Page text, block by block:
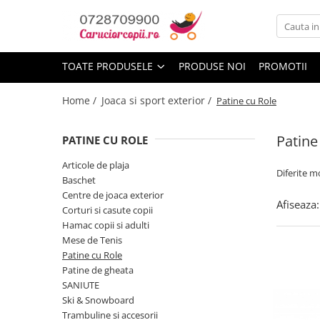
Carucioare sport copii
Carucioare copii 3in1
Carucioare gemeni
Accesorii carucioare
Landouri pentru bebelusi
Saci si invelitoare
Huse ploaie si antiinsecte
Genti mamici
Umbrele carucioare
Accesorii diverse carucioare
TOATE PRODUSELE PRODUSE NOI PROMOTII
Home / Joaca si sport exterior / Patine cu Role
Diferite
PATINE CU ROLE
Articole de plaja
Baschet
Centre de joaca exterior
Corturi si casute copii
Hamac copii si adulti
Mese de Tenis
Patine cu Role
Patine de gheata
SANIUTE
Ski & Snowboard
Trambuline si accesorii
Afiseaza: